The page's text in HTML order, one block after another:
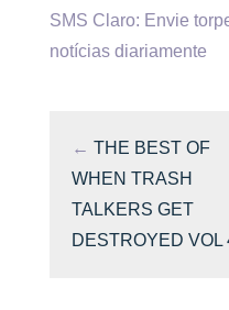
SMS Claro: Envie
notícias diariamente
← THE BEST OF
WHEN TRASH
TALKERS GET
DESTROYED VOL